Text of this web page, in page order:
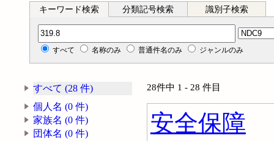
キーワード検索 分類記号検索 識別子検索
分類記号検索
すべて 名称のみ 普通件名のみ ジャンルのみ
すべて (28 件)
個人名 (0 件)
家族名 (0 件)
団体名 (0 件)
28件中 1 - 28 件目
安全保障